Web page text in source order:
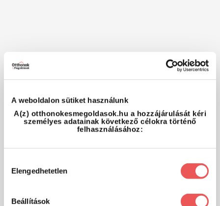
A weboldalon sütiket használunk
A(z) otthonokesmegoldasok.hu a hozzájárulását kéri
személyes adatainak következő célokra történő
felhasználásához:
kiválasztása
Elengedhetetlen
Beállítások